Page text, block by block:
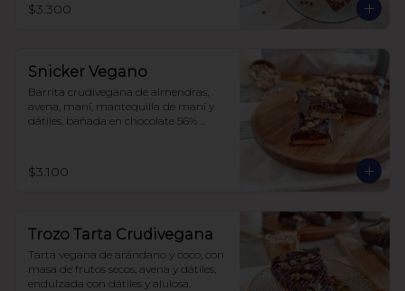
$3.300
Snicker Vegano
Barrita crudivegana de almendras,
avena, maní, mantequilla de maní y
dátiles, bañada en chocolate 56%
No tiene soja, lácteos ni huevos.
$3.100
Trozo Tarta Crudivegana
Tarta vegana de arándano y coco, con
masa de frutos secos, avena y dátiles,
endulzada con dátiles y alulosa.